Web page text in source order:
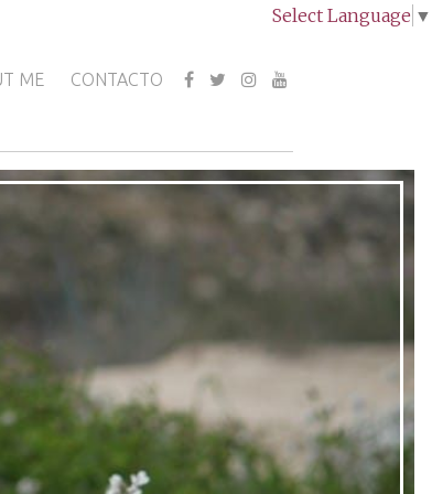
Select Language ▼
ME CONTACTO